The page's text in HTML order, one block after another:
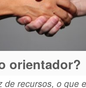
orientador?
de recursos, o que